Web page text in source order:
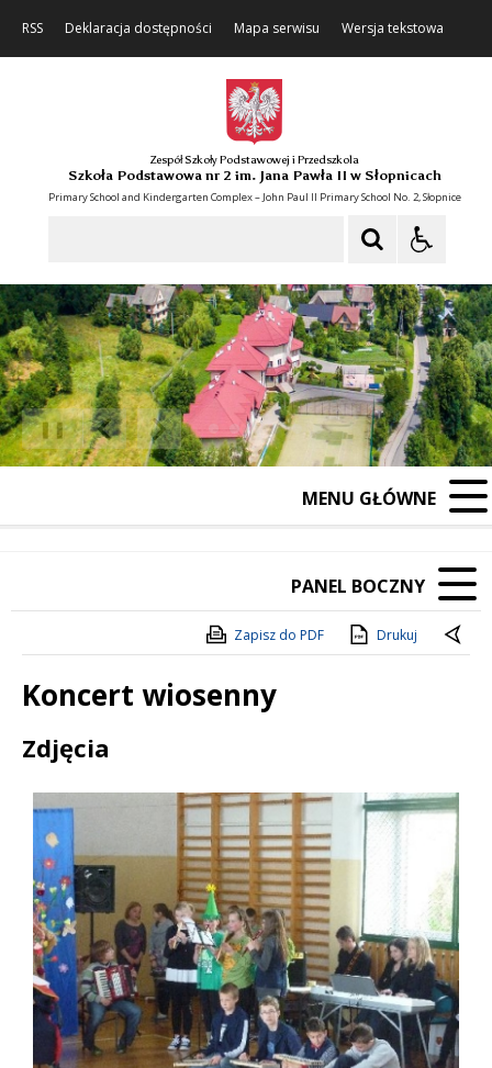
RSS Deklaracja dostępności Mapa serwisu Wersja tekstowa
Zespół Szkoły Podstawowej i Przedszkola
Szkoła Podstawowa nr 2 im. Jana Pawła II w Słopnicach
Primary School and Kindergarten Complex – John Paul II Primary School No. 2, Słopnice
Poprzedni Element
Następny Element
❚❚
MENU GŁÓWNE
PANEL BOCZNY
Zapisz do PDF Drukuj
Koncert wiosenny
Treść
Zdjęcia